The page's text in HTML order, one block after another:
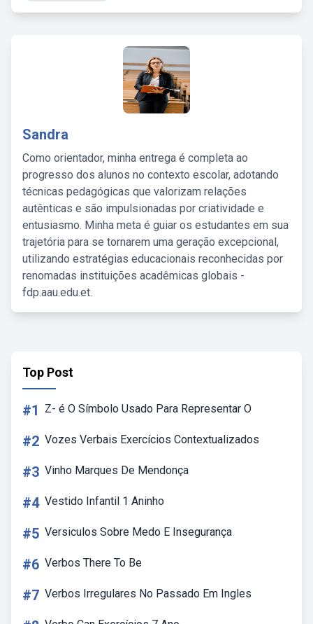
Sandra
Como orientador, minha entrega é completa ao
progresso dos alunos no contexto escolar, adotando
técnicas pedagógicas que valorizam relações
autênticas e são impulsionadas por criatividade e
entusiasmo. Minha meta é guiar os estudantes em sua
trajetória para se tornarem uma geração excepcional,
utilizando estratégias educacionais reconhecidas por
renomadas instituições acadêmicas globais -
fdp.aau.edu.et.
Top Post
#1 Z- é O Símbolo Usado Para Representar O
#2 Vozes Verbais Exercícios Contextualizados
#3 Vinho Marques De Mendonça
#4 Vestido Infantil 1 Aninho
#5 Versiculos Sobre Medo E Insegurança
#6 Verbos There To Be
#7 Verbos Irregulares No Passado Em Ingles